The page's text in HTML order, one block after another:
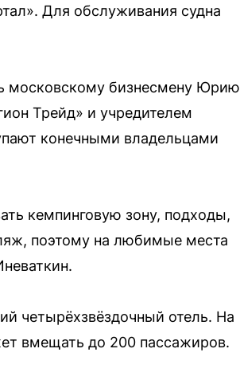
Для обслуживания судна
московскому бизнесмену Юрию
Трейд» и учредителем
конечными владельцами
кемпинговую зону, подходы,
поэтому на любимые места
четырёхзвёздочный отель. На
вмещать до 200 пассажиров.